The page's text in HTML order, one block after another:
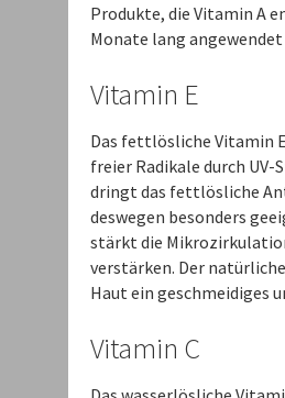
Produkte, die Vitamin A
Monate lang angewendet
Vitamin E
Das fettlösliche Vitamin
freier Radikale durch
dringt das fettlösliche
deswegen besonders
stärkt die
verstärken. Der
Haut ein geschmeidiges
Vitamin C